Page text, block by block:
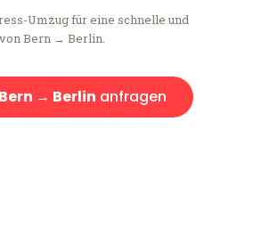
Umzug für eine schnelle und
Bern → Berlin.
Bern → Berlin anfragen